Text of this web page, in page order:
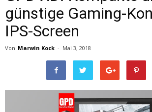
günstige Gaming-
IPS-Screen
Von Marwin Kock - Mai 3, 2018